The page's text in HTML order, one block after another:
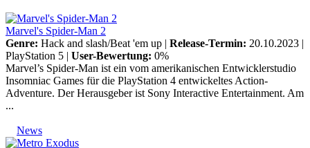
Marvel's Spider-Man 2
Genre: Hack and slash/Beat 'em up | Release-Termin: 20.10.2023 |
PlayStation 5 | User-Bewertung: 0%
Marvel’s Spider-Man ist ein vom amerikanischen Entwicklerstudio
Insomniac Games für die PlayStation 4 entwickeltes Action-
Adventure. Der Herausgeber ist Sony Interactive Entertainment. Am
...
News